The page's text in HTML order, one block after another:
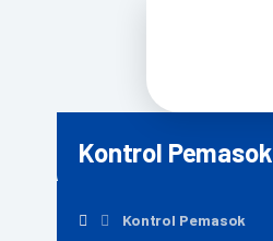
Kontrol Pemasok
Kontrol Pemasok